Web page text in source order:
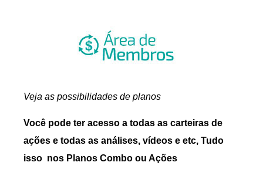
Veja as possibilidades de planos
Você pode ter acesso a todas as carteiras de
ações e todas as análises, vídeos e etc, Tudo
isso nos Planos Combo ou Ações